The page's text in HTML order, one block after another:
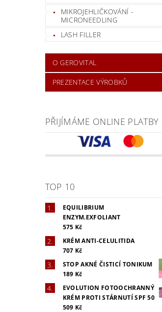
MIKROJEHLIČKOVÁNÍ -
MICRONEEDLING
LASH FILLER
O GEROVITAL
PREZENTACE VÝROBKŮ
PŘIJÍMÁME ONLINE PLATBY
TOP 10
EQUILIBRIUM
ENZYM.EXFOLIANT
575 Kč
KRÉM ANTI-CELULITIDA
707 Kč
STOP AKNÉ ČISTICÍ TONIKUM
189 Kč
EVOLUTION FOTOOCHRANNÝ
KRÉM PROTI STÁRNUTÍ SPF 50
509 Kč